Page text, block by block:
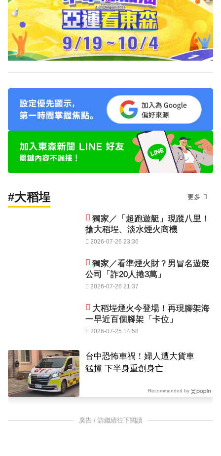
#大稻埕 更多
獨家／「超跑遊艇」現蹤八里！
搶大稻埕、淡水煙火商機
2026-07-26 23:36
獨家／看準煙火財？男冒名遊艇
公司「詐20人捲3萬」
2026-07-26 21:37
大稻埕煙火今登場！再現腳架海
一早近百個腳架「卡位」
2026-07-25 14:58
台中恐怖車禍！婦人遭大貨車
猛撞 下半身重創身亡
Recommended by
廣告 / 請繼續往下閱讀